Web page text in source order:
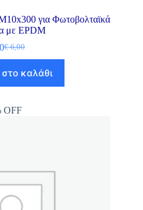
για Φωτοβολταϊκά
με EPDM
€6,00
καλάθι
OFF